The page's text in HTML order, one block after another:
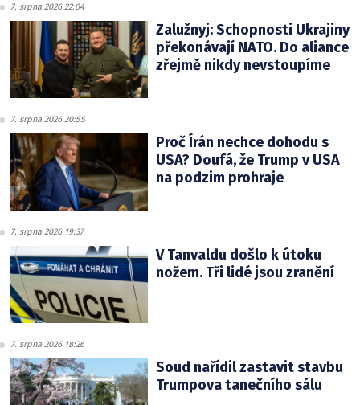
7. srpna 2026 22:04
Zalužnyj: Schopnosti Ukrajiny
překonávají NATO. Do aliance
zřejmě nikdy nevstoupíme
7. srpna 2026 20:55
Proč Írán nechce dohodu s
USA? Doufá, že Trump v USA
na podzim prohraje
7. srpna 2026 19:37
V Tanvaldu došlo k útoku
nožem. Tři lidé jsou zranění
7. srpna 2026 18:26
Soud nařídil zastavit stavbu
Trumpova tanečního sálu